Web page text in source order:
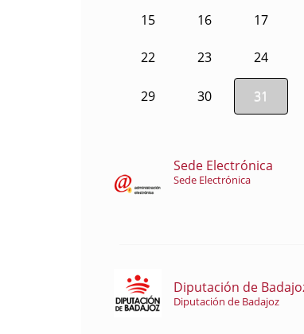
15 16 17
22 23 24
29 30 31
Sede Electrónica
Sede Electrónica
Diputación de
Diputación de Badajoz